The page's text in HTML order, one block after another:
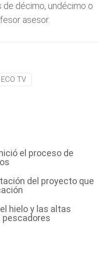
décimo, undécimo o
asesor.
ECO TV
el proceso de
del proyecto que
hielo y las altas